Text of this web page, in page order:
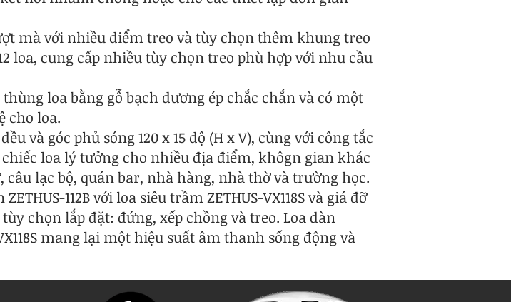
mà với nhiều điểm treo và tùy chọn thêm khung treo
loa, cung cấp nhiều tùy chọn treo phù hợp với nhu cầu
loa bằng gỗ bạch dương ép chắc chắn và có một
cho loa.
và góc phủ sóng 120 x 15 độ (H x V), cùng với công tắc
loa lý tưởng cho nhiều địa điểm, khôgn gian khác
lạc bộ, quán bar, nhà hàng, nhà thờ và trường học.
112B với loa siêu trầm ZETHUS-VX118S và giá đỡ
chọn lắp đặt: đứng, xếp chồng và treo. Loa dàn
mang lại một hiệu suất âm thanh sống động và